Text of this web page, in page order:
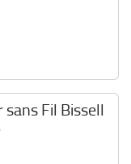
Fil Bissell